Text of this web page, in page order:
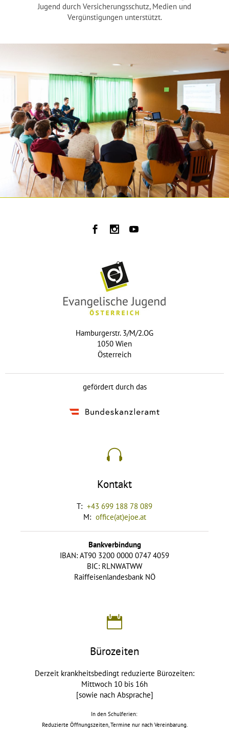
Jugend durch Versicherungsschutz, Medien und
Vergünstigungen unterstützt.
Hamburgerstr. 3/M/2.OG
1050 Wien
Österreich
gefördert durch das
Kontakt
T: +43 699 188 78 089
M: office(at)ejoe.at
Bankverbindung
IBAN: AT90 3200 0000 0747 4059
BIC: RLNWATWW
Raiffeisenlandesbank NÖ
Bürozeiten
Derzeit krankheitsbedingt reduzierte Bürozeiten:
Mittwoch 10 bis 16h
[sowie nach Absprache]
In den Schulferien:
Reduzierte Öffnungszeiten, Termine nur nach Vereinbarung.